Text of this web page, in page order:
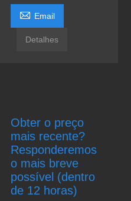
 Email
Detalhes
Obter o preço
mais recente?
Responderemos
o mais breve
possível (dentro
de 12 horas)